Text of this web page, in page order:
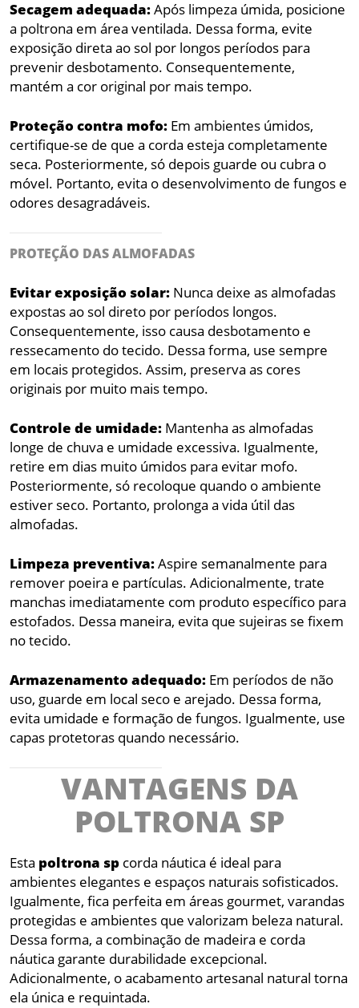
Secagem adequada:Após limpeza úmida, posicione
a poltrona em área ventilada. Dessa forma, evite
exposição direta ao sol por longos períodos para
prevenir desbotamento. Consequentemente,
mantém a cor original por mais tempo.
Proteção contra mofo: Em ambientes úmidos,
certifique-se de que a corda esteja completamente
seca. Posteriormente, só depois guarde ou cubra o
móvel. Portanto, evita o desenvolvimento de fungos e
odores desagradáveis.
PROTEÇÃO DAS ALMOFADAS
Evitar exposição solar: Nunca deixe as almofadas
expostas ao sol direto por períodos longos.
Consequentemente, isso causa desbotamento e
ressecamento do tecido. Dessa forma, use sempre
em locais protegidos. Assim, preserva as cores
originais por muito mais tempo.
Controle de umidade: Mantenha as almofadas
longe de chuva e umidade excessiva. Igualmente,
retire em dias muito úmidos para evitar mofo.
Posteriormente, só recoloque quando o ambiente
estiver seco. Portanto, prolonga a vida útil das
almofadas.
Limpeza preventiva:Aspire semanalmente para
remover poeira e partículas. Adicionalmente, trate
manchas imediatamente com produto específico para
estofados. Dessa maneira, evita que sujeiras se fixem
no tecido.
Armazenamento adequado: Em períodos de não
uso, guarde em local seco e arejado. Dessa forma,
evita umidade e formação de fungos. Igualmente, use
capas protetoras quando necessário.
VANTAGENS DA
POLTRONA SP
Esta poltrona sp corda náutica é ideal para
ambientes elegantes e espaços naturais sofisticados.
Igualmente, fica perfeita em áreas gourmet, varandas
protegidas e ambientes que valorizam beleza natural.
Dessa forma, a combinação de madeira e corda
náutica garante durabilidade excepcional.
Adicionalmente, o acabamento artesanal natural torna
ela única e requintada.